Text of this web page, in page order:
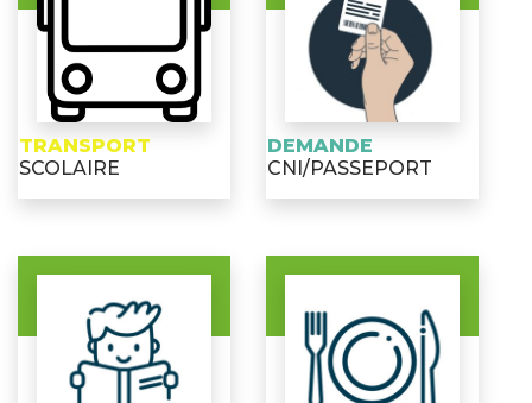
TRANSPORT
SCOLAIRE
DEMANDE
CNI/PASSEPORT